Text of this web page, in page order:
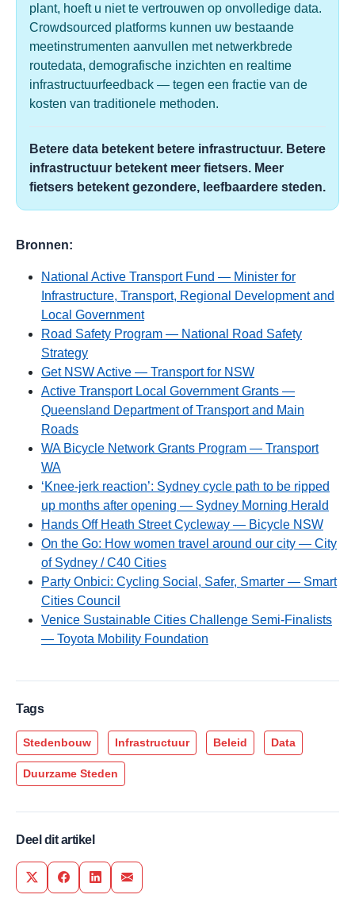
plant, hoeft u niet te vertrouwen op onvolledige data.
Crowdsourced platforms kunnen uw bestaande
meetinstrumenten aanvullen met netwerkbrede
routedata, demografische inzichten en realtime
infrastructuurfeedback — tegen een fractie van de
kosten van traditionele methoden.
Betere data betekent betere infrastructuur. Betere
infrastructuur betekent meer fietsers. Meer
fietsers betekent gezondere, leefbaardere steden.
Bronnen:
National Active Transport Fund — Minister for
Infrastructure, Transport, Regional Development and
Local Government
Road Safety Program — National Road Safety
Strategy
Get NSW Active — Transport for NSW
Active Transport Local Government Grants —
Queensland Department of Transport and Main
Roads
WA Bicycle Network Grants Program — Transport
WA
‘Knee-jerk reaction’: Sydney cycle path to be ripped
up months after opening — Sydney Morning Herald
Hands Off Heath Street Cycleway — Bicycle NSW
On the Go: How women travel around our city — City
of Sydney / C40 Cities
Party Onbici: Cycling Social, Safer, Smarter — Smart
Cities Council
Venice Sustainable Cities Challenge Semi-Finalists
— Toyota Mobility Foundation
Tags
Stedenbouw Infrastructuur Beleid Data
Duurzame Steden
Deel dit artikel
Share on Twitter
Share on Facebook
Share on LinkedIn
Share via Email